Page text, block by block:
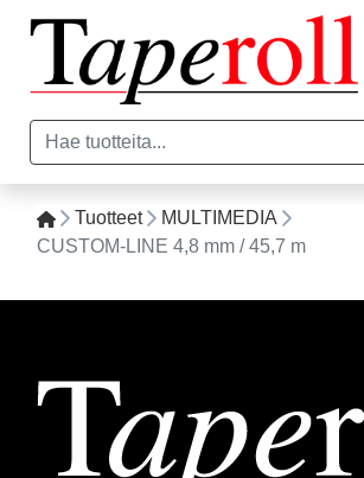
Tuotteet
MULTIMEDIA
CUSTOM-LINE 4,8 mm / 45,7 m